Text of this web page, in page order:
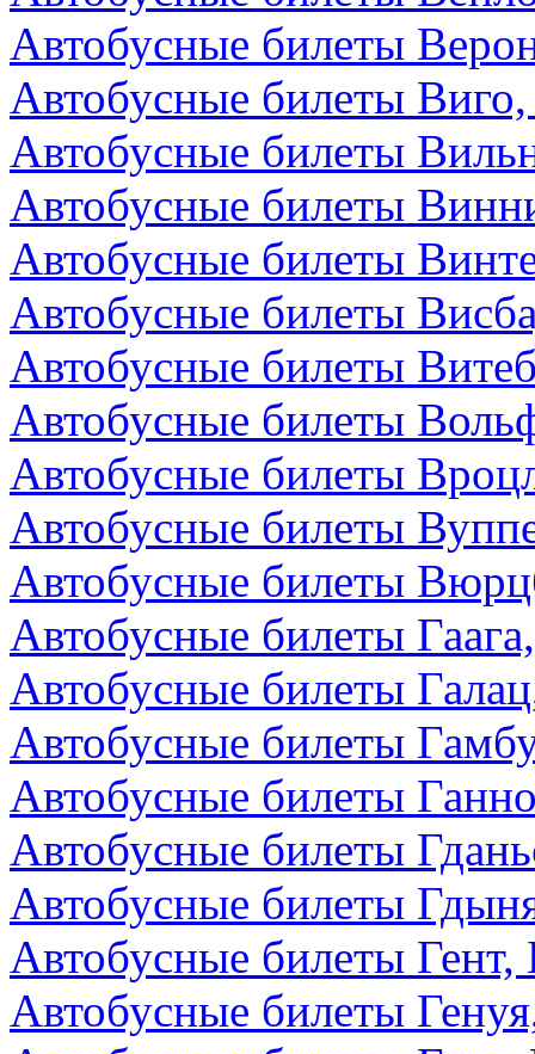
Автобусные билеты
Автобусные билеты
Автобусные билеты
Автобусные билеты
Автобусные билеты
Автобусные билеты
Автобусные билеты
Автобусные билеты
Автобусные билеты
Автобусные билеты
Автобусные билеты
Автобусные билеты
Автобусные билеты
Автобусные билеты
Автобусные билеты
Автобусные билеты
Автобусные билеты
Автобусные билеты Гент,
Автобусные билеты